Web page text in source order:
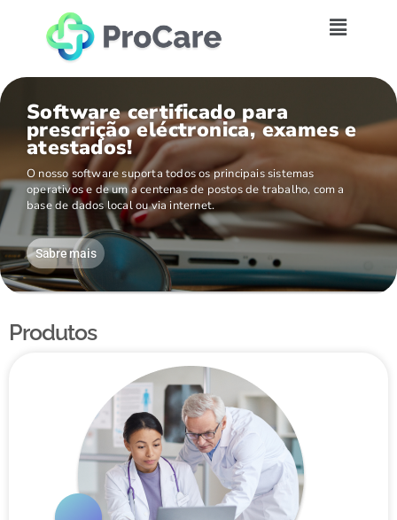
Software certificado para
prescrição eléctronica, exames e
atestados!
O nosso software suporta todos os principais sistemas
operativos e de um a centenas de postos de trabalho, com a
base de dados local ou via internet.
Sabre mais
Produtos